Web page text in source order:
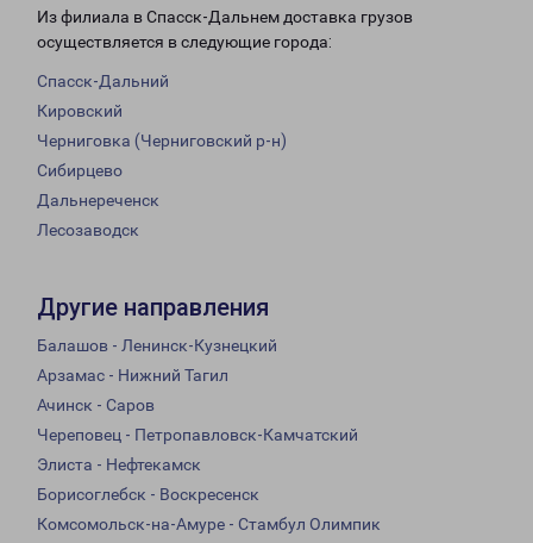
Из филиала в Спасск-Дальнем доставка грузов
осуществляется в следующие города:
Спасск-Дальний
Кировский
Черниговка (Черниговский р-н)
Сибирцево
Дальнереченск
Лесозаводск
Другие направления
Балашов - Ленинск-Кузнецкий
Арзамас - Нижний Тагил
Ачинск - Саров
Череповец - Петропавловск-Камчатский
Элиста - Нефтекамск
Борисоглебск - Воскресенск
Комсомольск-на-Амуре - Стамбул Олимпик